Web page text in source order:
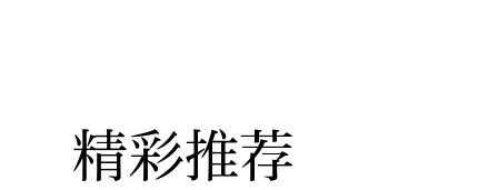
精彩推荐